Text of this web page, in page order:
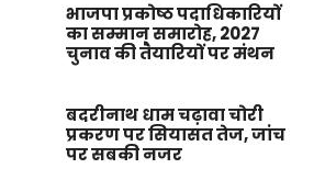
भाजपा प्रकोष्ठ पदाधिकारियों
का सम्मान समारोह, 2027
चुनाव की तैयारियों पर मंथन
बदरीनाथ धाम चढ़ावा चोरी
प्रकरण पर सियासत तेज, जांच
पर सबकी नजर